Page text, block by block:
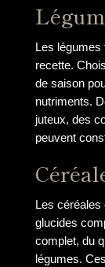
Les
recette.
de saison
nutriments.
juteux, des
peuvent
Les céréales
glucides
complet, du
légumes.